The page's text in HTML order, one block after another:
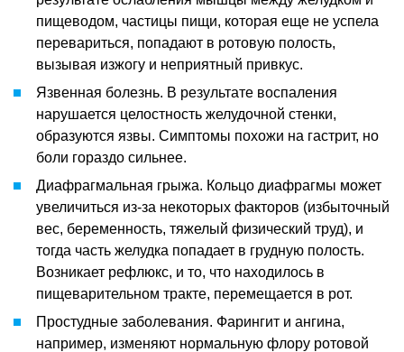
пищеводом, частицы пищи, которая еще не успела
перевариться, попадают в ротовую полость,
вызывая изжогу и неприятный привкус.
Язвенная болезнь. В результате воспаления
нарушается целостность желудочной стенки,
образуются язвы. Симптомы похожи на гастрит, но
боли гораздо сильнее.
Диафрагмальная грыжа. Кольцо диафрагмы может
увеличиться из-за некоторых факторов (избыточный
вес, беременность, тяжелый физический труд), и
тогда часть желудка попадает в грудную полость.
Возникает рефлюкс, и то, что находилось в
пищеварительном тракте, перемещается в рот.
Простудные заболевания. Фарингит и ангина,
например, изменяют нормальную флору ротовой